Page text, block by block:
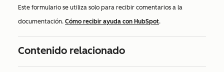
Este formulario se utiliza solo para recibir comentarios a la
documentación. Cómo recibir ayuda con HubSpot.
Contenido relacionado